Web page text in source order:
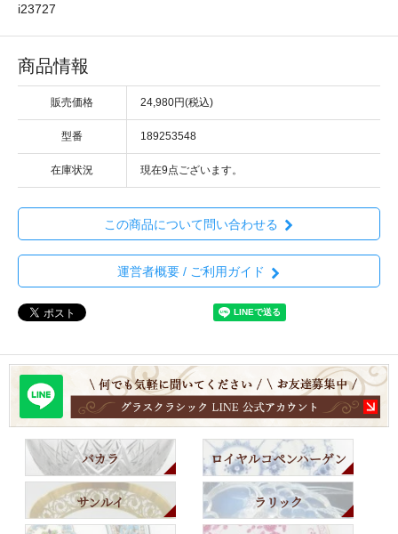
i23727
商品情報
販売価格 24,980円(税込)
型番 189253548
在庫状況 現在9点ございます。
この商品について問い合わせる
運営者概要 / ご利用ガイド
バカラ ロイヤルコペンハーゲン
サンルイ ラリック